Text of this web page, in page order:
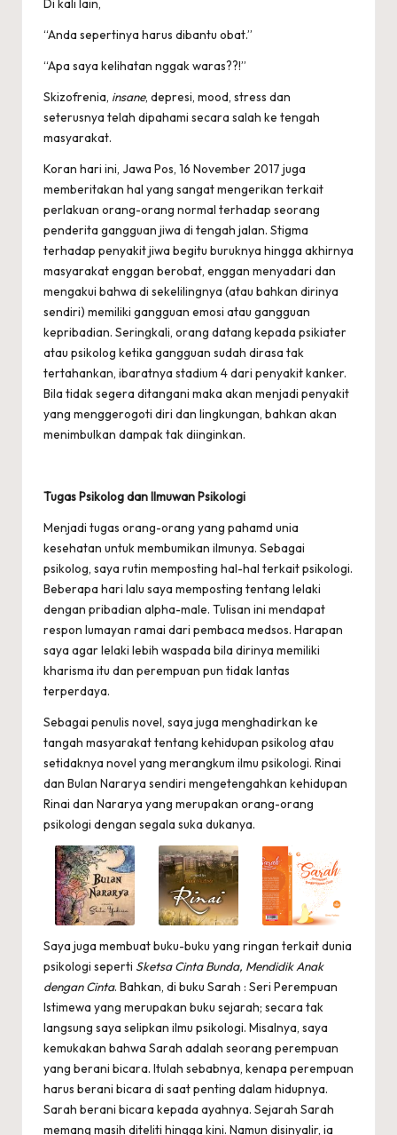
Di kali lain,
“Anda sepertinya harus dibantu obat.”
“Apa saya kelihatan nggak waras??!”
Skizofrenia, insane, depresi, mood, stress dan
seterusnya telah dipahami secara salah ke tengah
masyarakat.
Koran hari ini, Jawa Pos, 16 November 2017 juga
memberitakan hal yang sangat mengerikan terkait
perlakuan orang-orang normal terhadap seorang
penderita gangguan jiwa di tengah jalan. Stigma
terhadap penyakit jiwa begitu buruknya hingga akhirnya
masyarakat enggan berobat, enggan menyadari dan
mengakui bahwa di sekelilingnya (atau bahkan dirinya
sendiri) memiliki gangguan emosi atau gangguan
kepribadian. Seringkali, orang datang kepada psikiater
atau psikolog ketika gangguan sudah dirasa tak
tertahankan, ibaratnya stadium 4 dari penyakit kanker.
Bila tidak segera ditangani maka akan menjadi penyakit
yang menggerogoti diri dan lingkungan, bahkan akan
menimbulkan dampak tak diinginkan.
Tugas Psikolog dan Ilmuwan Psikologi
Menjadi tugas orang-orang yang pahamd unia
kesehatan untuk membumikan ilmunya. Sebagai
psikolog, saya rutin memposting hal-hal terkait psikologi.
Beberapa hari lalu saya memposting tentang lelaki
dengan pribadian alpha-male. Tulisan ini mendapat
respon lumayan ramai dari pembaca medsos. Harapan
saya agar lelaki lebih waspada bila dirinya memiliki
kharisma itu dan perempuan pun tidak lantas
terperdaya.
Sebagai penulis novel, saya juga menghadirkan ke
tangah masyarakat tentang kehidupan psikolog atau
setidaknya novel yang merangkum ilmu psikologi. Rinai
dan Bulan Nararya sendiri mengetengahkan kehidupan
Rinai dan Nararya yang merupakan orang-orang
psikologi dengan segala suka dukanya.
Saya juga membuat buku-buku yang ringan terkait dunia
psikologi seperti Sketsa Cinta Bunda, Mendidik Anak
dengan Cinta. Bahkan, di buku Sarah : Seri Perempuan
Istimewa yang merupakan buku sejarah; secara tak
langsung saya selipkan ilmu psikologi. Misalnya, saya
kemukakan bahwa Sarah adalah seorang perempuan
yang berani bicara. Itulah sebabnya, kenapa perempuan
harus berani bicara di saat penting dalam hidupnya.
Sarah berani bicara kepada ayahnya. Sejarah Sarah
memang masih diteliti hingga kini. Namun disinyalir, ia